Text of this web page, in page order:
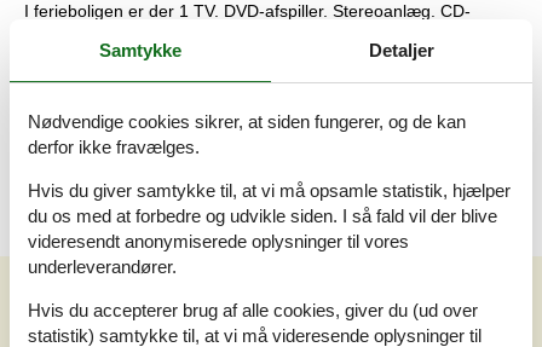
I ferieboligen er der 1 TV. DVD-afspiller. Stereoanlæg. CD-
Der er trådløst internet til rådighed.
Ingen udlejning til ungdomsgrupper, hvor alle er 15-25 år.
Rygning ikke tilladt. Ved overtrædelse af forbuddet opkræves et
Vores gæsteanmeldelserEksterne anmeldelser
Samtykke Detaljer
Nødvendige cookies sikrer, at siden fungerer, og de kan
derfor ikke fravælges.
Hvis du giver samtykke til, at vi må opsamle statistik, hjælper
du os med at forbedre og udvikle siden. I så fald vil der blive
videresendt anonymiserede oplysninger til vores
underleverandører.
Hvis du accepterer brug af alle cookies, giver du (ud over
statistik) samtykke til, at vi må videresende oplysninger til